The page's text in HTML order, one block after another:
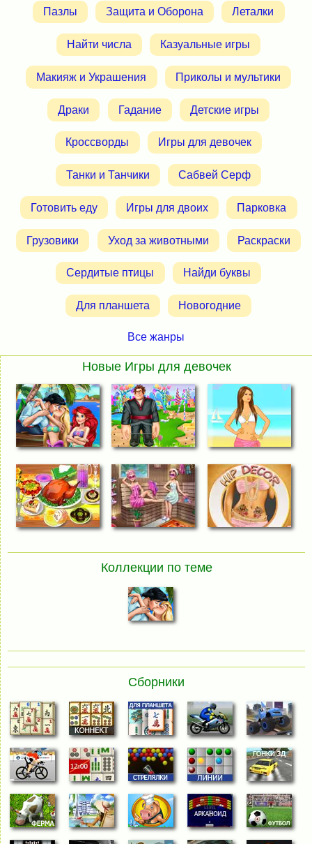
Пазлы Защита и Оборона Леталки
Найти числа Казуальные игры
Макияж и Украшения Приколы и мультики
Драки Гадание Детские игры
Кроссворды Игры для девочек
Танки и Танчики Сабвей Серф
Готовить еду Игры для двоих Парковка
Грузовики Уход за животными Раскраски
Сердитые птицы Найди буквы
Для планшета Новогодние
Все жанры
Новые Игры для девочек
Коллекции по теме
Сборники